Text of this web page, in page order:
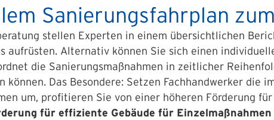
Sanierungsfahrplan
stellen Experten in einem übersichtlichen
aufrüsten. Alternativ können Sie sich einen
die Sanierungsmaßnahmen in zeitlicher
Das Besondere: Setzen Fachhandwerker die
um, profitieren Sie von einer höheren Förderung
für effiziente Gebäude für Einzelmaßnahmen